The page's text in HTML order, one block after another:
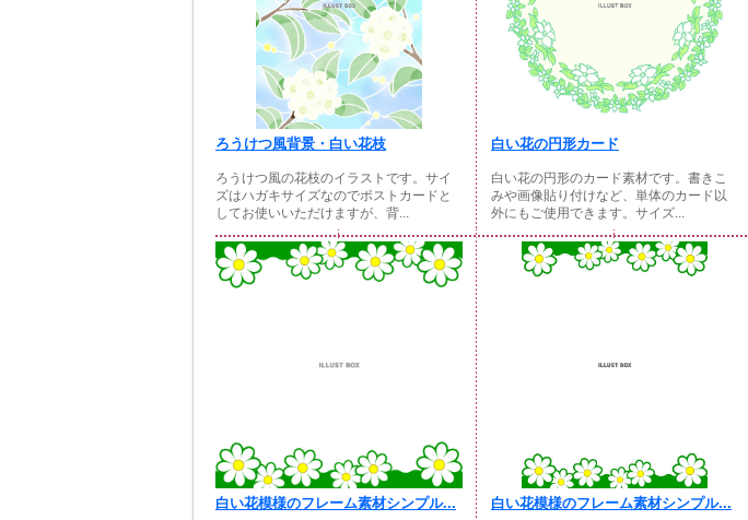
ろうけつ風背景・白い花枝
ろうけつ風の花枝のイラストです。サイ
ズはハガキサイズなのでポストカードと
してお使いいただけますが、背...
白い花の円形カード
白い花の円形のカード素材です。書きこ
みや画像貼り付けなど、単体のカード以
外にもご使用できます。サイズ...
白い花模様のフレーム素材シンプル... 白い花模様のフレーム素材シンプル...